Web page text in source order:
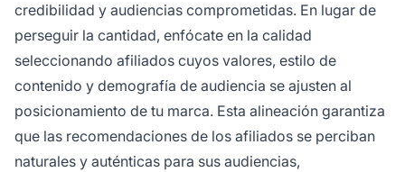
credibilidad y audiencias comprometidas. En lugar de
perseguir la cantidad, enfócate en la calidad
seleccionando afiliados cuyos valores, estilo de
contenido y demografía de audiencia se ajusten al
posicionamiento de tu marca. Esta alineación garantiza
que las recomendaciones de los afiliados se perciban
naturales y auténticas para sus audiencias,